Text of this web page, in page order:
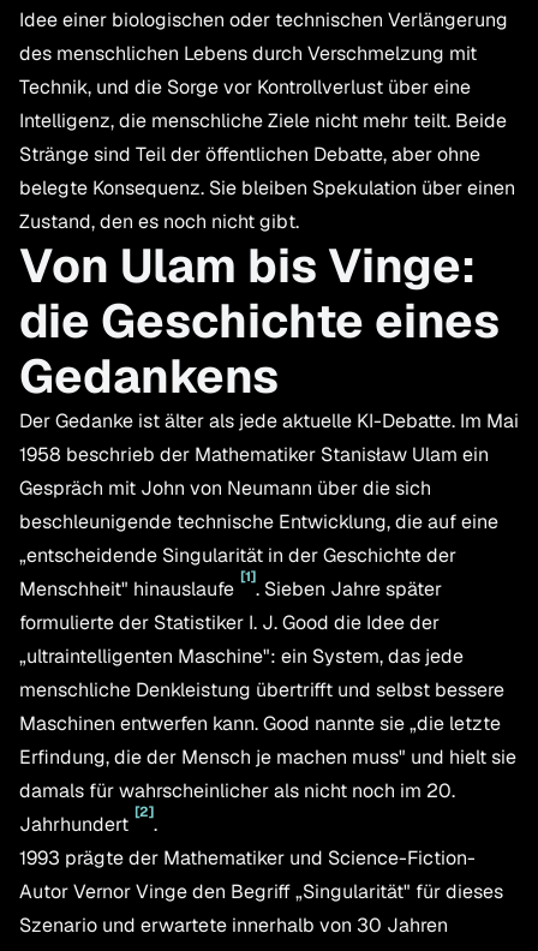
Idee einer biologischen oder technischen Verlängerung
des menschlichen Lebens durch Verschmelzung mit
Technik, und die Sorge vor Kontrollverlust über eine
Intelligenz, die menschliche Ziele nicht mehr teilt. Beide
Stränge sind Teil der öffentlichen Debatte, aber ohne
belegte Konsequenz. Sie bleiben Spekulation über einen
Zustand, den es noch nicht gibt.
Von Ulam bis Vinge:
die Geschichte eines
Gedankens
Der Gedanke ist älter als jede aktuelle KI-Debatte. Im Mai
1958 beschrieb der Mathematiker Stanisław Ulam ein
Gespräch mit John von Neumann über die sich
beschleunigende technische Entwicklung, die auf eine
„entscheidende Singularität in der Geschichte der
Menschheit" hinauslaufe
[1]
. Sieben Jahre später
formulierte der Statistiker I. J. Good die Idee der
„ultraintelligenten Maschine": ein System, das jede
menschliche Denkleistung übertrifft und selbst bessere
Maschinen entwerfen kann. Good nannte sie „die letzte
Erfindung, die der Mensch je machen muss" und hielt sie
damals für wahrscheinlicher als nicht noch im 20.
Jahrhundert
[2]
.
1993 prägte der Mathematiker und Science-Fiction-
Autor Vernor Vinge den Begriff „Singularität" für dieses
Szenario und erwartete innerhalb von 30 Jahren